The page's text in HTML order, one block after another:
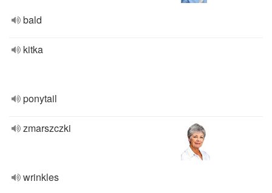
bald
kitka
ponytail
zmarszczki
wrinkles